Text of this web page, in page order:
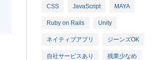
CSS JavaScript MAYA
Ruby on Rails Unity
ネイティブアプリ ジーンズOK
自社サービスあり 残業少なめ